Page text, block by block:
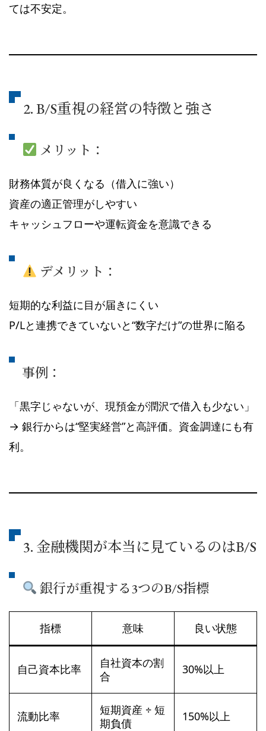
ては不安定。
2. B/S重視の経営の特徴と強さ
メリット：
財務体質が良くなる（借入に強い）
資産の適正管理がしやすい
キャッシュフローや運転資金を意識できる
デメリット：
短期的な利益に目が届きにくい
P/Lと連携できていないと“数字だけ”の世界に陥る
事例：
「黒字じゃないが、現預金が潤沢で借入も少ない」
→ 銀行からは“堅実経営”と高評価。資金調達にも有
利。
3. 金融機関が本当に見ているのはB/S
銀行が重視する3つのB/S指標
指標 意味 良い状態
自己資本比率
自社資本の割
合
30%以上
流動比率
短期資産 ÷ 短
期負債
150%以上